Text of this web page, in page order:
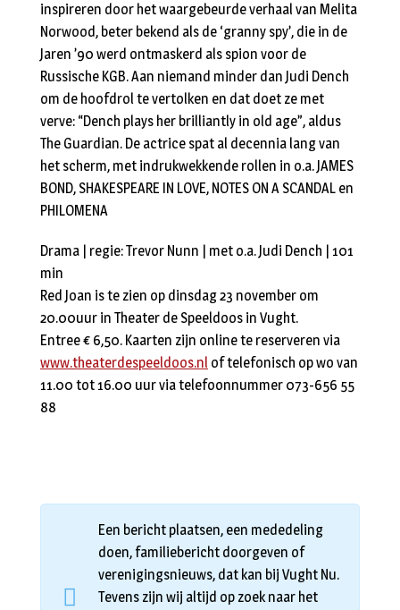
inspireren door het waargebeurde verhaal van Melita
Norwood, beter bekend als de ‘granny spy’, die in de
Jaren ’90 werd ontmaskerd als spion voor de
Russische KGB. Aan niemand minder dan Judi Dench
om de hoofdrol te vertolken en dat doet ze met
verve: “Dench plays her brilliantly in old age”, aldus
The Guardian. De actrice spat al decennia lang van
het scherm, met indrukwekkende rollen in o.a. JAMES
BOND, SHAKESPEARE IN LOVE, NOTES ON A SCANDAL en
PHILOMENA
Drama | regie: Trevor Nunn | met o.a. Judi Dench | 101
min
Red Joan is te zien op dinsdag 23 november om
20.00uur in Theater de Speeldoos in Vught.
Entree € 6,50. Kaarten zijn online te reserveren via
www.theaterdespeeldoos.nl of telefonisch op wo van
11.00 tot 16.00 uur via telefoonnummer 073-656 55
88
Een bericht plaatsen, een mededeling
doen, familiebericht doorgeven of
verenigingsnieuws, dat kan bij Vught Nu.
Tevens zijn wij altijd op zoek naar het